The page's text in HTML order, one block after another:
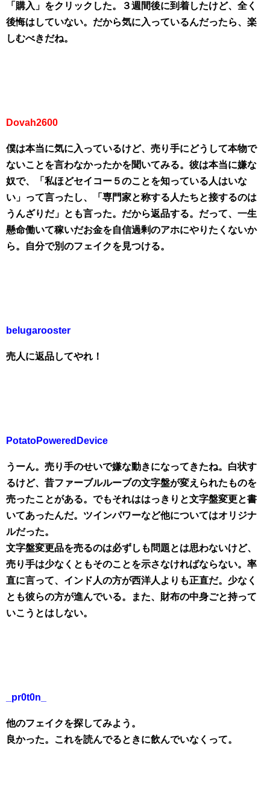
「購入」をクリックした。３週間後に到着したけど、全く
後悔はしていない。だから気に入っているんだったら、楽
しむべきだね。
Dovah2600
僕は本当に気に入っているけど、売り手にどうして本物で
ないことを言わなかったかを聞いてみる。彼は本当に嫌な
奴で、「私ほどセイコー５のことを知っている人はいな
い」って言ったし、「専門家と称する人たちと接するのは
うんざりだ」とも言った。だから返品する。だって、一生
懸命働いて稼いだお金を自信過剰のアホにやりたくないか
ら。自分で別のフェイクを見つける。
belugarooster
売人に返品してやれ！
PotatoPoweredDevice
うーん。売り手のせいで嫌な動きになってきたね。白状す
るけど、昔ファーブルルーブの文字盤が変えられたものを
売ったことがある。でもそれははっきりと文字盤変更と書
いてあったんだ。ツインパワーなど他についてはオリジナ
ルだった。
文字盤変更品を売るのは必ずしも問題とは思わないけど、
売り手は少なくともそのことを示さなければならない。率
直に言って、インド人の方が西洋人よりも正直だ。少なく
とも彼らの方が進んでいる。また、財布の中身ごと持って
いこうとはしない。
_pr0t0n_
他のフェイクを探してみよう。
良かった。これを読んでるときに飲んでいなくって。